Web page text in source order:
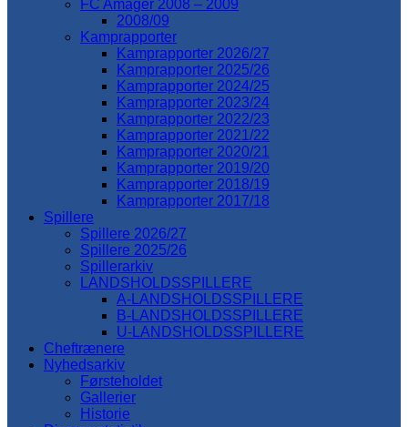
FC Amager 2008 – 2009
2008/09
Kamprapporter
Kamprapporter 2026/27
Kamprapporter 2025/26
Kamprapporter 2024/25
Kamprapporter 2023/24
Kamprapporter 2022/23
Kamprapporter 2021/22
Kamprapporter 2020/21
Kamprapporter 2019/20
Kamprapporter 2018/19
Kamprapporter 2017/18
Spillere
Spillere 2026/27
Spillere 2025/26
Spillerarkiv
LANDSHOLDSSPILLERE
A-LANDSHOLDSSPILLERE
B-LANDSHOLDSSPILLERE
U-LANDSHOLDSSPILLERE
Cheftrænere
Nyhedsarkiv
Førsteholdet
Gallerier
Historie